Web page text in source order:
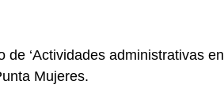
‘Actividades administrativas en
Mujeres.